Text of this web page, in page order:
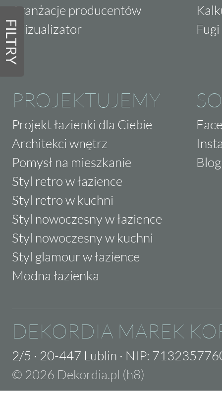
FILTRY
Aranżacje producentów
Wizualizator
PROJEKTUJEMY
Projekt łazienki dla Ciebie
Architekci wnętrz
Pomysł na mieszkanie
Styl retro w łazience
Styl retro w kuchni
Styl nowoczesny w łazience
Styl nowoczesny w kuchni
Styl glamour w łazience
Modna łazienka
Blog
DEKORDIA MAREK
2/5 · 20-447 Lublin · NIP:
© 2026 Dekordia.pl (h8)